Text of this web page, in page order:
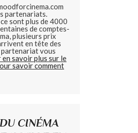
partenariats.
sont plus de 4000
de comptes-
plusieurs prix
en tête des
partenariat vous
savoir plus sur le
savoir comment
CINÉMA